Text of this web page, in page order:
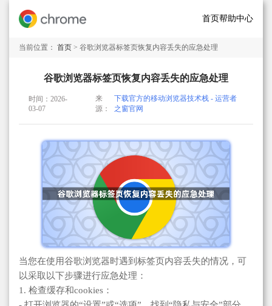
首页帮助中心
当前位置： 首页 > 谷歌浏览器标签页恢复内容丢失的应急处理
谷歌浏览器标签页恢复内容丢失的应急处理
时间：2026-
03-07
来
源：
下载官方的移动浏览器技术栈 - 运营者
之窗官网
当您在使用谷歌浏览器时遇到标签页内容丢失的情况，可
以采取以下步骤进行应急处理：
1. 检查缓存和cookies：